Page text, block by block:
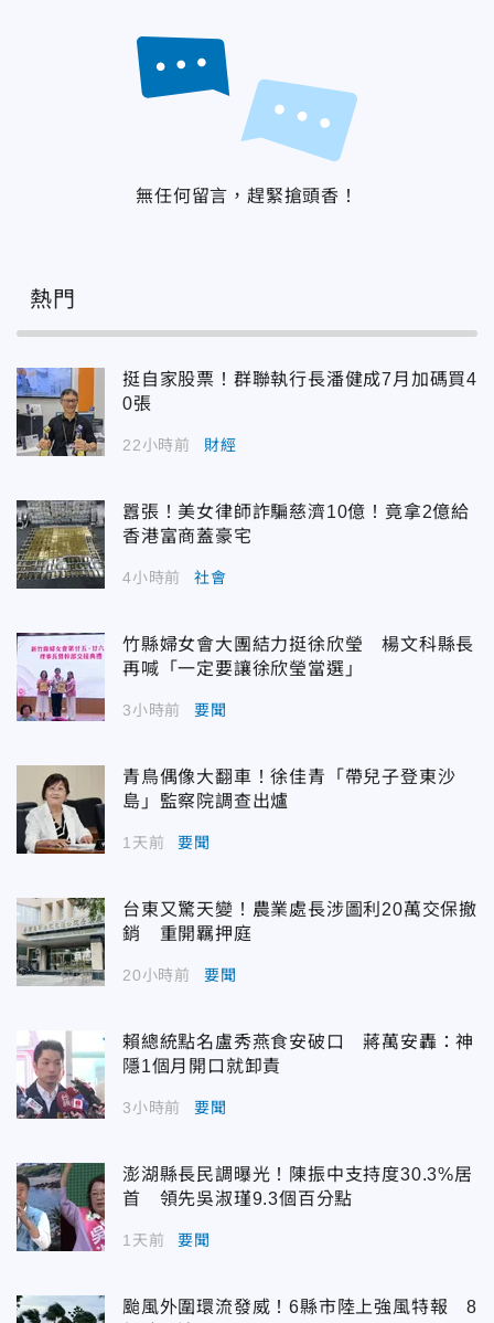
無任何留言，趕緊搶頭香！
熱門
挺自家股票！群聯執行長潘健成7月加碼買4
0張
22小時前 財經
囂張！美女律師詐騙慈濟10億！竟拿2億給
香港富商蓋豪宅
4小時前 社會
竹縣婦女會大團結力挺徐欣瑩 楊文科縣長
再喊「一定要讓徐欣瑩當選」
3小時前 要聞
青鳥偶像大翻車！徐佳青「帶兒子登東沙
島」監察院調查出爐
1天前 要聞
台東又驚天變！農業處長涉圖利20萬交保撤
銷 重開羈押庭
20小時前 要聞
賴總統點名盧秀燕食安破口 蔣萬安轟：神
隱1個月開口就卸責
3小時前 要聞
澎湖縣長民調曝光！陳振中支持度30.3%居
首 領先吳淑瑾9.3個百分點
1天前 要聞
颱風外圍環流發威！6縣市陸上強風特報 8